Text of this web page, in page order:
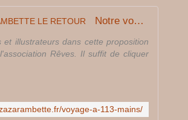
Notre voyage à 113 mains... !!! - ZAZA-RAMBETTE LE RETOUR
illustrateurs dans cette proposition
Rêves. Il suffit de cliquer
voyage-a-113-mains/